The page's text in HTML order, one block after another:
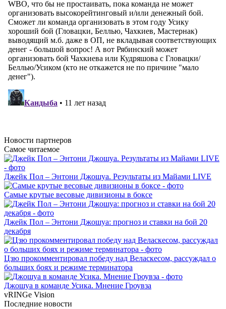
Новости партнеров
Самое читаемое
Джейк Пол – Энтони Джошуа. Результаты из Майами LIVE
Самые крутые весовые дивизионы в боксе
Джейк Пол – Энтони Джошуа: прогноз и ставки на бой 20
декабря
Цзю прокомментировал победу над Веласкесом, рассуждал о
больших боях и режиме терминатора
Джошуа в команде Усика. Мнение Гроувза
vRINGe Vision
Последние новости